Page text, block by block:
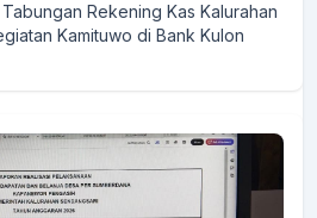
Rekening Kas Kalurahan
Kamituwo di Bank Kulon